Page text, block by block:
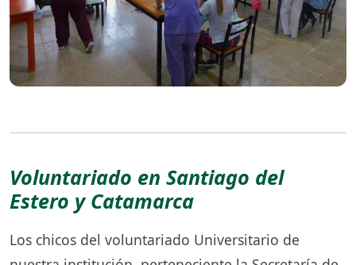
Voluntariado en Santiago del
Estero y Catamarca
Los chicos del voluntariado Universitario de